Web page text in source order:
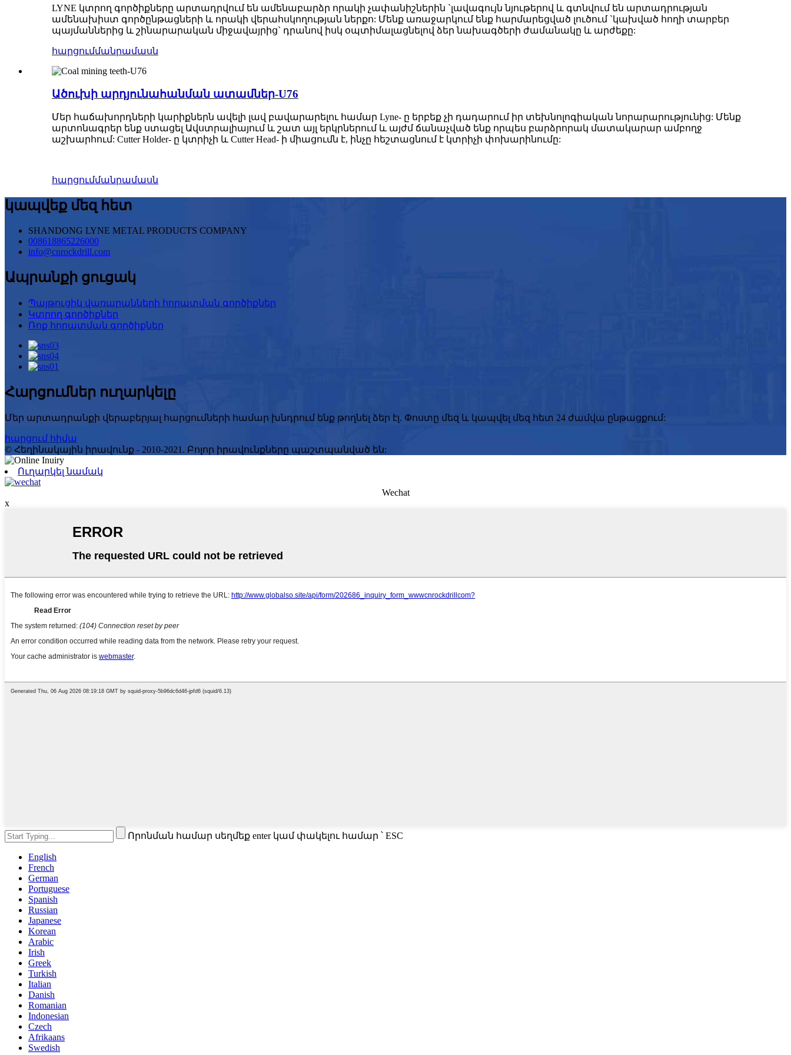
LYNE կտրող գործիքները արտադրվում են ամենաբարձր որակի չափանիշներին `լավագույն նյութերով և գտնվում են արտադրության
ամենախիստ գործընթացների և որակի վերահսկողության ներքո: Մենք առաջարկում ենք հարմարեցված լուծում `կախված հողի տարբեր
պայմաններից և շինարարական միջավայրից` դրանով իսկ օպտիմալացնելով ձեր նախագծերի ժամանակը և արժեքը:
հարցումմանրամասն
Ածուխի արդյունահանման ատամներ-U76
Մեր հաճախորդների կարիքներն ավելի լավ բավարարելու համար Lyne- ը երբեք չի դադարում իր տեխնոլոգիական նորարարությունից: Մենք
արտոնագրեր ենք ստացել Ավստրալիայում և շատ այլ երկրներում և այժմ ճանաչված ենք որպես բարձրորակ մատակարար ամբողջ
աշխարհում: Cutter Holder- ը կտրիչի և Cutter Head- ի միացումն է, ինչը հեշտացնում է կտրիչի փոխարինումը:
հարցումմանրամասն
կապվեք մեզ հետ
SHANDONG LYNE METAL PRODUCTS COMPANY
008618865226000
info@cnrockdrill.com
Ապրանքի ցուցակ
Պայթուցիկ վառարանների հորատման գործիքներ
Կտրող գործիքներ
Ռոք հորատման գործիքներ
Հարցումներ ուղարկելը
Մեր արտադրանքի վերաբերյալ հարցումների համար խնդրում ենք թողնել ձեր էլ. Փոստը մեզ և կապվել մեզ հետ 24 ժամվա ընթացքում:
հարցում հիմա
© Հեղինակային իրավունք - 2010-2021. Բոլոր իրավունքները պաշտպանված են:
Ուղարկել նամակ
Wechat
x
Որոնման համար սեղմեք enter կամ փակելու համար ՝ ESC
English
French
German
Portuguese
Spanish
Russian
Japanese
Korean
Arabic
Irish
Greek
Turkish
Italian
Danish
Romanian
Indonesian
Czech
Afrikaans
Swedish